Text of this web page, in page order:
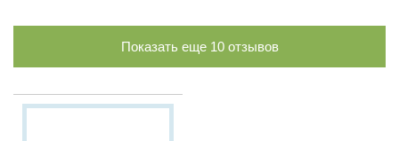
Показать еще 10отзывов